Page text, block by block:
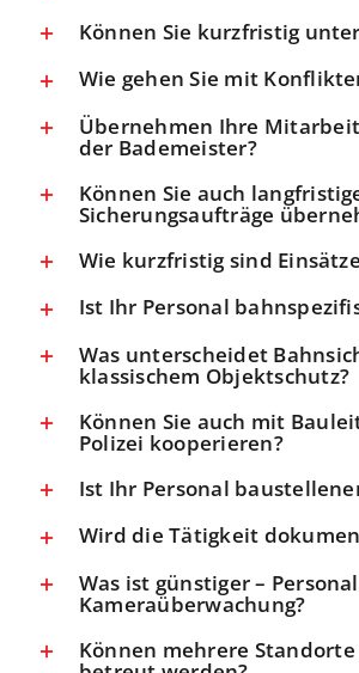
Können Sie kurzfristig
Wie gehen Sie mit
Übernehmen Ihre
der Bademeister?
Können Sie auch
Sicherungsaufträge
Wie kurzfristig sind
Ist Ihr Personal
Was unterscheidet
klassischem Objektschutz?
Können Sie auch mit
Polizei kooperieren?
Ist Ihr Personal
Wird die Tätigkeit
Was ist günstiger –
Kameraüberwachung?
Können mehrere